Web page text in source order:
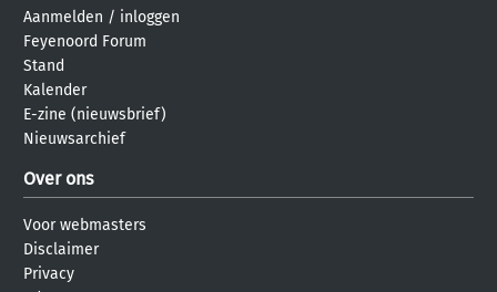
Aanmelden / inloggen
Feyenoord Forum
Stand
Kalender
E-zine (nieuwsbrief)
Nieuwsarchief
Over ons
Voor webmasters
Disclaimer
Privacy